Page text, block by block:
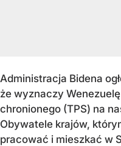
Administracja Bidena
że wyznaczy
chronionego (TPS) na
Obywatele krajów,
pracować i mieszkać w